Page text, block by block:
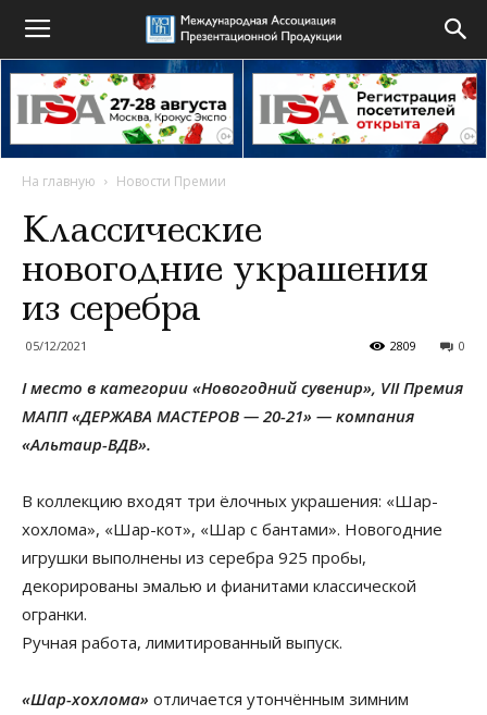
На главную Новости Премии
Классические
новогодние украшения
из серебра
05/12/2021 0
2809
I место в категории «Новогодний сувенир», VII Премия
МАПП «ДЕРЖАВА МАСТЕРОВ — 20-21» — компания
«Альтаир-ВДВ».
В коллекцию входят три ёлочных украшения: «Шар-
хохлома», «Шар-кот», «Шар с бантами». Новогодние
игрушки выполнены из серебра 925 пробы,
декорированы эмалью и фианитами классической
огранки.
Ручная работа, лимитированный выпуск.
«Шар-хохлома» отличается утончённым зимним